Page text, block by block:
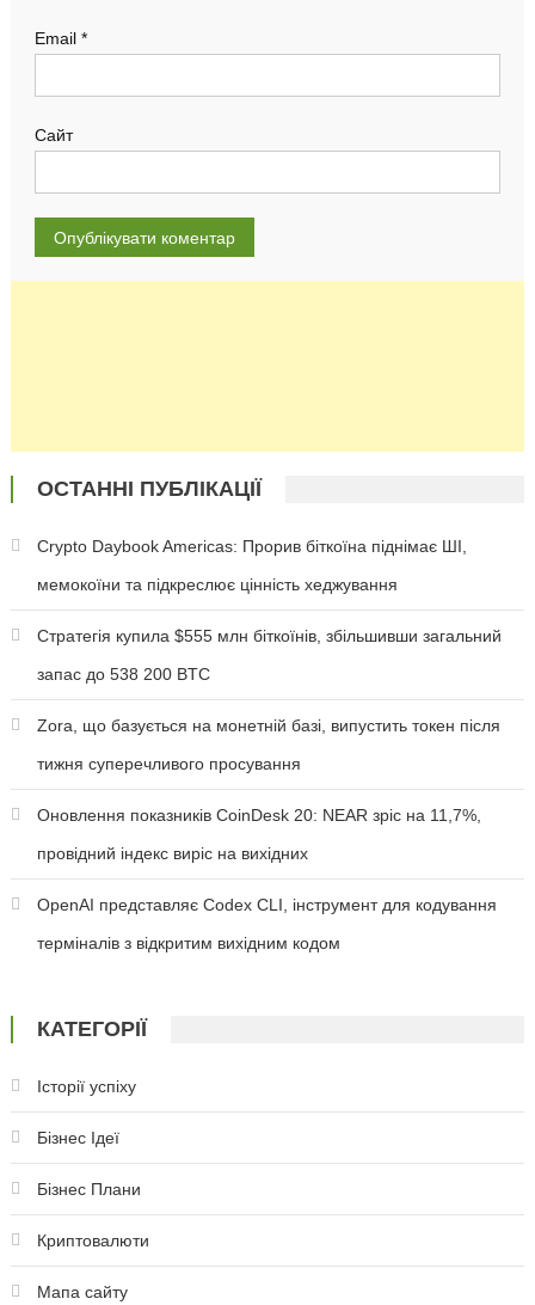
Email *
Сайт
ОСТАННІ ПУБЛІКАЦІЇ
Crypto Daybook Americas: Прорив біткоїна піднімає ШІ,
мемокоїни та підкреслює цінність хеджування
Стратегія купила $555 млн біткоїнів, збільшивши загальний
запас до 538 200 BTC
Zora, що базується на монетній базі, випустить токен після
тижня суперечливого просування
Оновлення показників CoinDesk 20: NEAR зріс на 11,7%,
провідний індекс виріс на вихідних
OpenAI представляє Codex CLI, інструмент для кодування
терміналів з відкритим вихідним кодом
КАТЕГОРІЇ
Історії успіху
Бізнес Ідеї
Бізнес Плани
Криптовалюти
Мапа сайту